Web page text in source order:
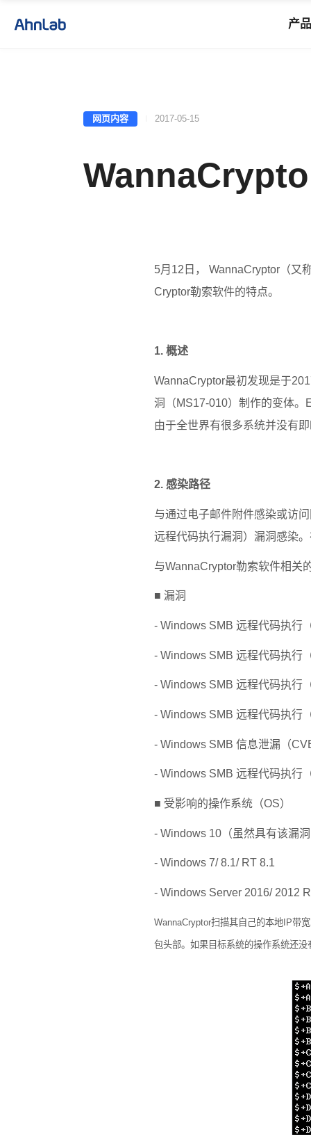
产品
网页内容 2017-05-15
5月 12 日， WannaCryptor （又
Cryptor勒索软件的特点。
1. 概述
WannaCryptor最初发现是于
洞（MS17-010）制作的变体。
由于全世界有很多系统并没有
2. 感染路径
与通过电子邮件附件感染或访
远程代码执行漏洞）漏洞感染
与WannaCryptor勒索软件相关
■ 漏洞
- Windows SMB 远程代码执行
- Windows SMB 远程代码执行
- Windows SMB 远程代码执行
- Windows SMB 远程代码执行
- Windows SMB 信息泄漏（
- Windows SMB 远程代码执行
■ 受影响的操作系统（OS）
- Windows 10 （虽然具有该漏
- Windows 7/ 8.1/ RT 8.1
- Windows Server 2016/ 2012
WannaCryptor扫描其自己的本地 IP带
包头部。如果目标系统的操作系统还